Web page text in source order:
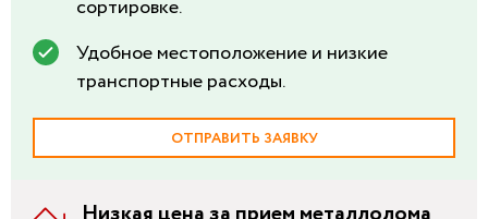
сортировке.
Удобное местоположение и низкие
транспортные расходы.
ОТПРАВИТЬ ЗАЯВКУ